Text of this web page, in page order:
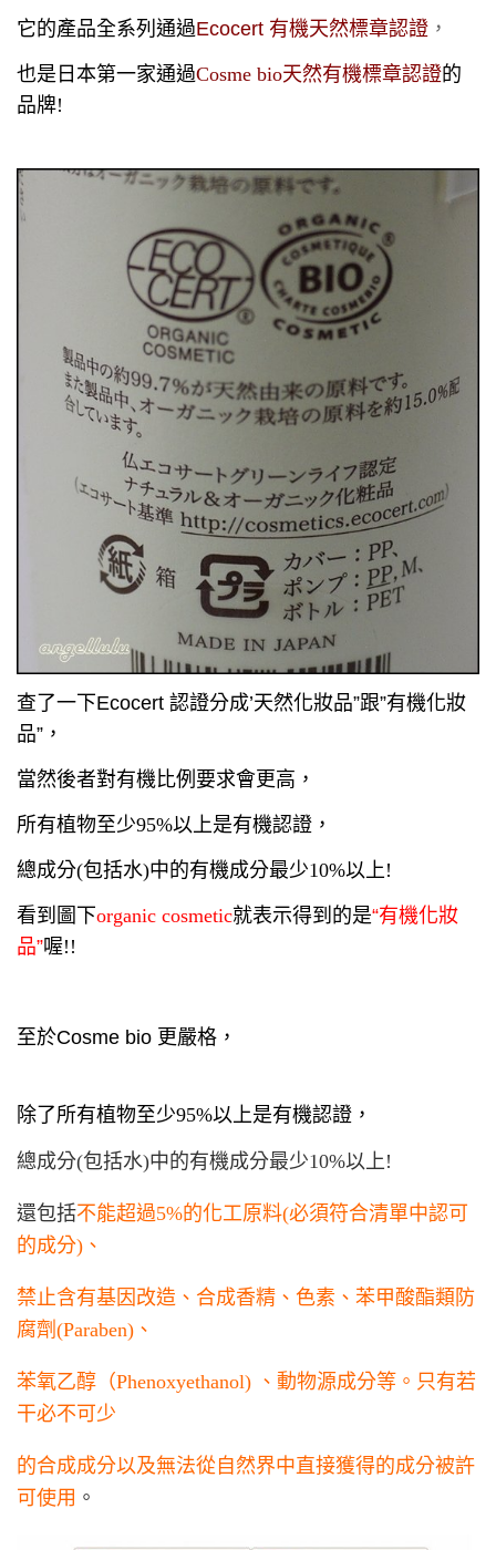
它的產品全系列通過Ecocert 有機天然標章認證 ，
也是日本第一家通過Cosme bio天然有機標章認證的
品牌!
查了一下Ecocert 認證分成’天然化妝品”跟”有機化妝
品”，
當然後者對有機比例要求會更高，
所有植物至少95%以上是有機認證，
總成分(包括水)中的有機成分最少10%以上!
看到圖下organic cosmetic就表示得到的是“有機化妝
品”喔!!
至於Cosme bio 更嚴格，
除了所有植物至少95%以上是有機認證，
總成分(包括水)中的有機成分最少10%以上!
還包括不能超過5%的化工原料(必須符合清單中認可
的成分)、
禁止含有基因改造、合成香精、色素、苯甲酸酯類防
腐劑(Paraben)、
苯氧乙醇（Phenoxyethanol) 、動物源成分等。 只有若
干必不可少
的合成成分以及無法從自然界中直接獲得的成分被許
可使用 。